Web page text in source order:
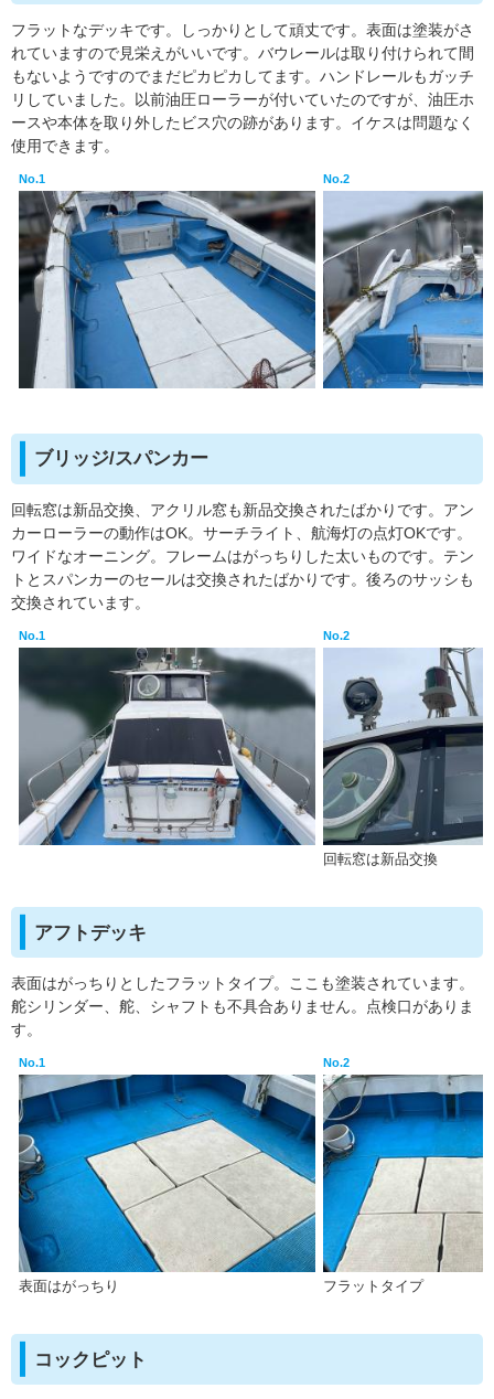
フラットなデッキです。しっかりとして頑丈です。表面は塗装がさ
れていますので見栄えがいいです。バウレールは取り付けられて間
もないようですのでまだピカピカしてます。ハンドレールもガッチ
リしていました。以前油圧ローラーが付いていたのですが、油圧ホ
ースや本体を取り外したビス穴の跡があります。イケスは問題なく
使用できます。
No.1 No.2
ブリッジ/スパンカー
回転窓は新品交換、アクリル窓も新品交換されたばかりです。アン
カーローラーの動作はOK。サーチライト、航海灯の点灯OKです。
ワイドなオーニング。フレームはがっちりした太いものです。テン
トとスパンカーのセールは交換されたばかりです。後ろのサッシも
交換されています。
No.1 No.2
回転窓は新品交換
アフトデッキ
表面はがっちりとしたフラットタイプ。ここも塗装されています。
舵シリンダー、舵、シャフトも不具合ありません。点検口がありま
す。
No.1
表面はがっちり
No.2
フラットタイプ
コックピット